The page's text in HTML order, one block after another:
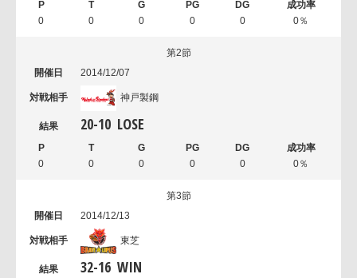
0 0 0 0 0 0％
第2節
2014/12/07
神戸製鋼
20-10 LOSE
0 0 0 0 0 0％
第3節
2014/12/13
東芝
32-16 WIN